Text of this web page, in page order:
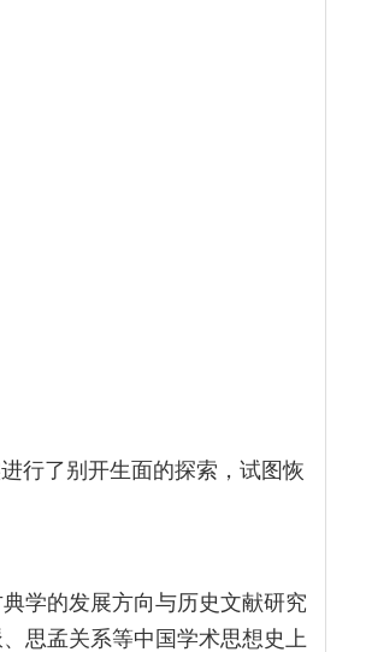
行了别开生面的探索，试图恢
学的发展方向与历史文献研究
思孟关系等中国学术思想史上